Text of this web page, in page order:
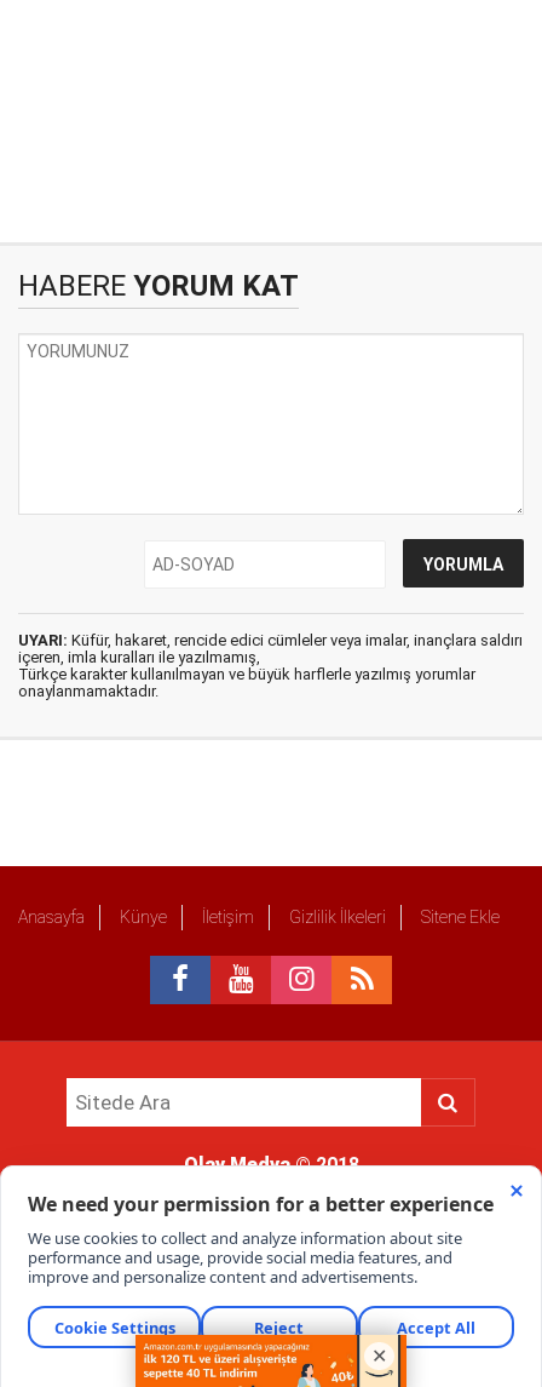
HABERE YORUM KAT
UYARI: Küfür, hakaret, rencide edici cümleler veya imalar, inançlara saldırı
içeren, imla kuralları ile yazılmamış,
Türkçe karakter kullanılmayan ve büyük harflerle yazılmış yorumlar
onaylanmamaktadır.
Anasayfa Künye İletişim Gizlilik İlkeleri Sitene Ekle
Olay Medya© 2018
kullanımı hukuki yaptırıma tabidir.
Haber Portalı Yazılımı